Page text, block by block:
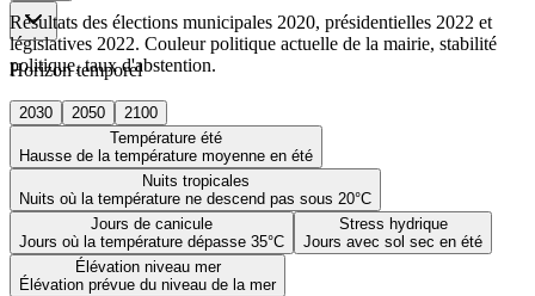
Horizon temporel
2030 2050
2100
Température été
Hausse de la température moyenne en été
Nuits tropicales
Nuits où la température ne descend pas sous 20°C
Jours de canicule
Jours où la température dépasse 35°C
Stress hydrique
Jours avec sol sec en été
Élévation niveau mer
Élévation prévue du niveau de la mer
Résultats des élections municipales 2020, présidentielles 2022 et
législatives 2022. Couleur politique actuelle de la mairie, stabilité
politique, taux d'abstention.